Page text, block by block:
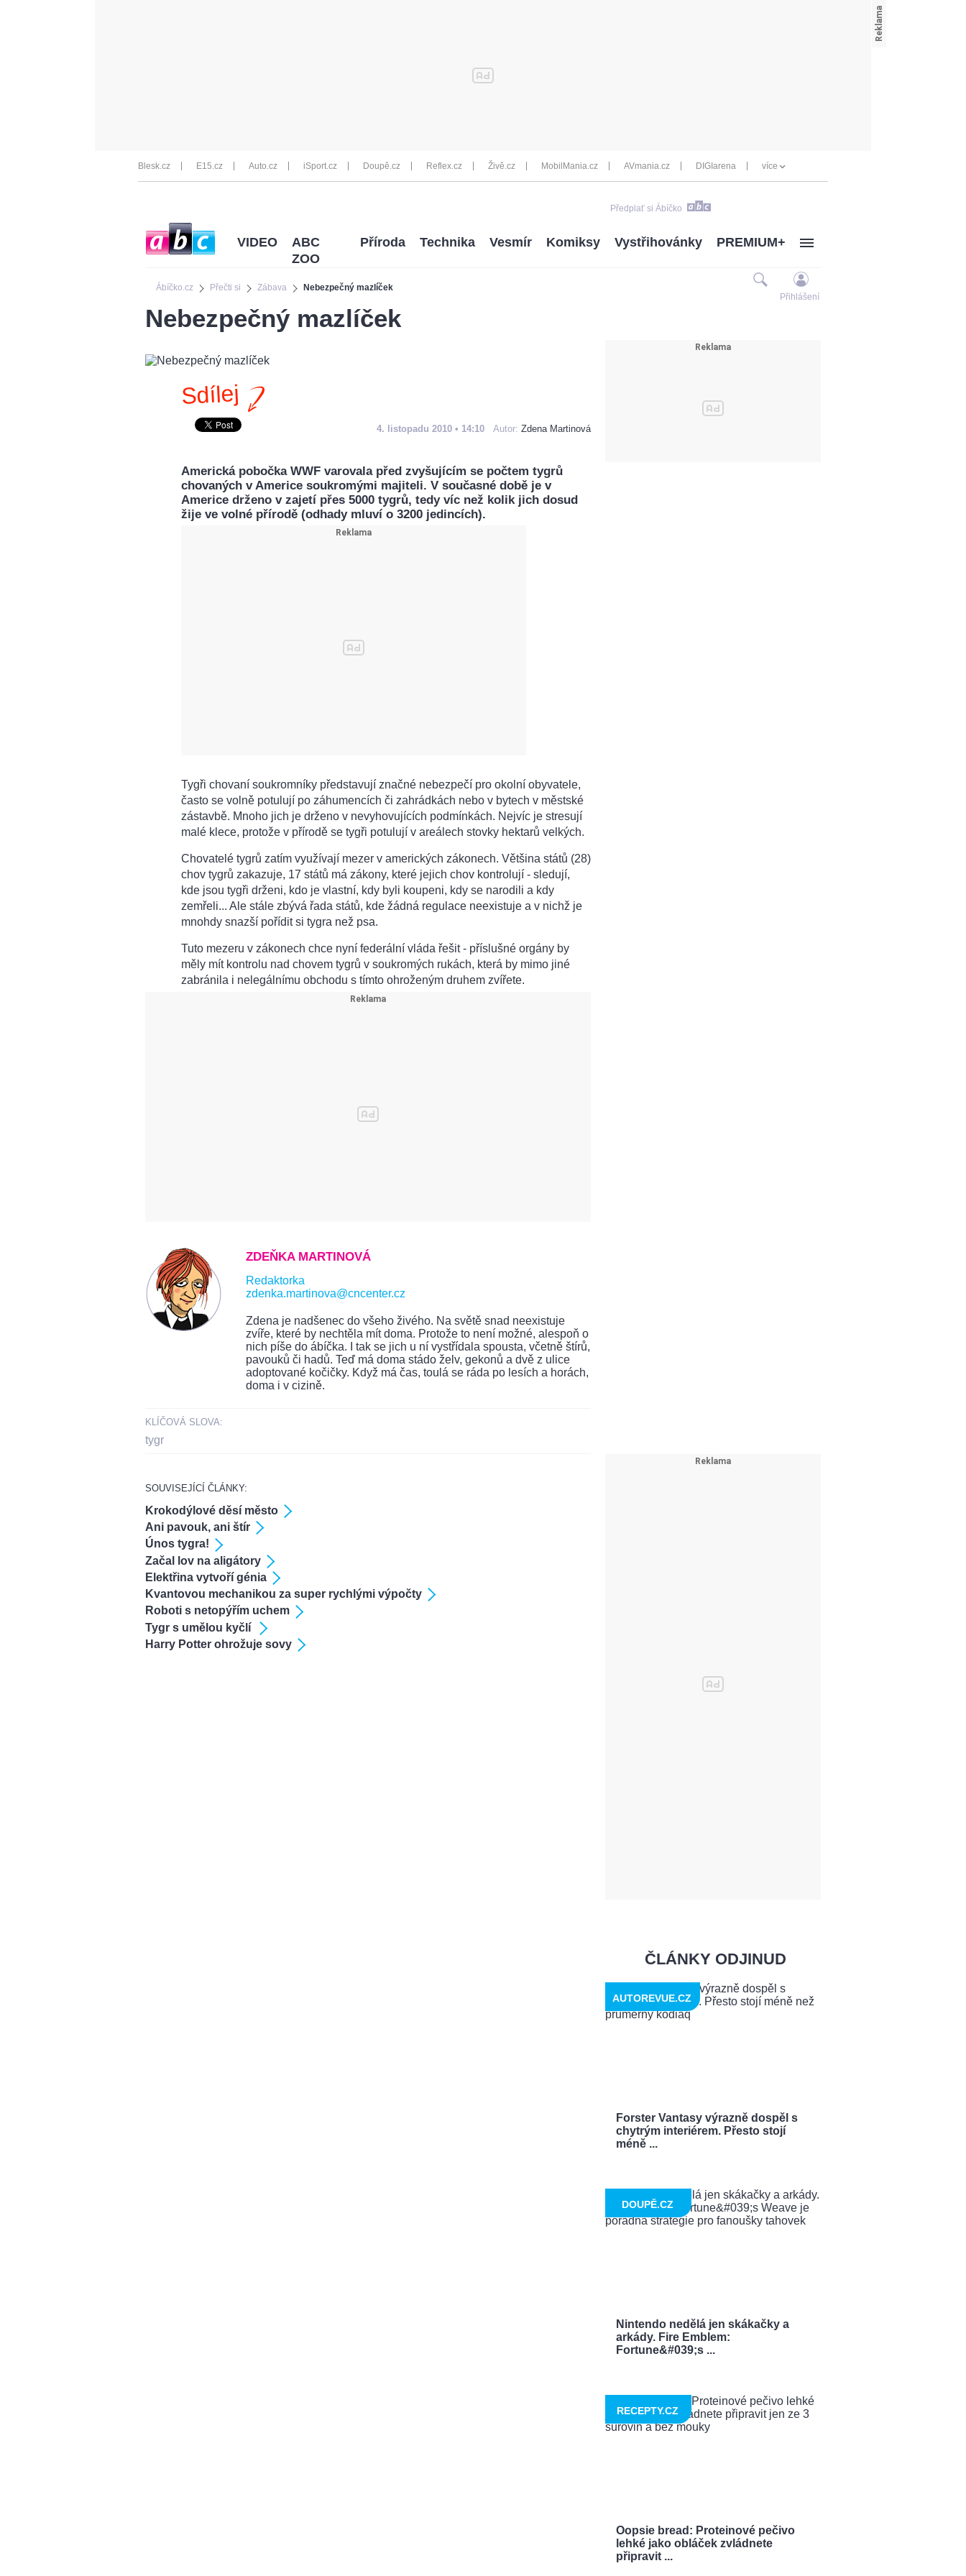
Blesk.cz E15.cz Auto.cz iSport.cz Doupě.cz Reflex.cz Živě.cz MobilMania.cz AVmania.cz DIGIarena více
Předplať si Ábíčko
Ábíčko.cz Přečti si Zábava Nebezpečný mazlíček
VIDEO
ABC
ZOO
Příroda Technika Vesmír Komiksy Vystřihovánky PREMIUM+
Přihlášení
Nebezpečný mazlíček
Sdílej
4. listopadu 2010 • 14:10 Autor: Zdena Martinová
Americká pobočka WWF varovala před zvyšujícím se počtem tygrů
chovaných v Americe soukromými majiteli. V současné době je v
Americe drženo v zajetí přes 5000 tygrů, tedy víc než kolik jich dosud
žije ve volné přírodě (odhady mluví o 3200 jedincích).
Tygři chovaní soukromníky představují značné nebezpečí pro okolní obyvatele,
často se volně potulují po záhumencích či zahrádkách nebo v bytech v městské
zástavbě. Mnoho jich je drženo v nevyhovujících podmínkách. Nejvíc je stresují
malé klece, protože v přírodě se tygři potulují v areálech stovky hektarů velkých.
Chovatelé tygrů zatím využívají mezer v amerických zákonech. Většina států (28)
chov tygrů zakazuje, 17 států má zákony, které jejich chov kontrolují - sledují,
kde jsou tygři drženi, kdo je vlastní, kdy byli koupeni, kdy se narodili a kdy
zemřeli... Ale stále zbývá řada států, kde žádná regulace neexistuje a v nichž je
mnohdy snazší pořídit si tygra než psa.
Tuto mezeru v zákonech chce nyní federální vláda řešit - příslušné orgány by
měly mít kontrolu nad chovem tygrů v soukromých rukách, která by mimo jiné
zabránila i nelegálnímu obchodu s tímto ohroženým druhem zvířete.
ZDEŇKA MARTINOVÁ
Redaktorka
zdenka.martinova@cncenter.cz
Zdena je nadšenec do všeho živého. Na světě snad neexistuje
zvíře, které by nechtěla mít doma. Protože to není možné, alespoň o
nich píše do ábíčka. I tak se jich u ní vystřídala spousta, včetně štírů,
pavouků či hadů. Teď má doma stádo želv, gekonů a dvě z ulice
adoptované kočičky. Když má čas, toulá se ráda po lesích a horách,
doma i v cizině.
KLÍČOVÁ SLOVA:
tygr
SOUVISEJÍCÍ ČLÁNKY:
Krokodýlové děsí město
Ani pavouk, ani štír
Únos tygra!
Začal lov na aligátory
Elektřina vytvoří génia
Kvantovou mechanikou za super rychlými výpočty
Roboti s netopýřím uchem
Tygr s umělou kyčlí
Harry Potter ohrožuje sovy
ČLÁNKY ODJINUD
Forster Vantasy výrazně dospěl s
chytrým interiérem. Přesto stojí
méně ...
AUTOREVUE.CZ
Nintendo nedělá jen skákačky a
arkády. Fire Emblem:
Fortune&#039;s ...
DOUPĚ.CZ
Oopsie bread: Proteinové pečivo
lehké jako obláček zvládnete
připravit ...
RECEPTY.CZ